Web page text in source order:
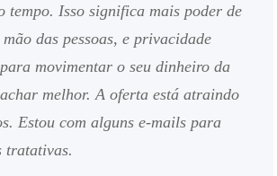
tempo. Isso significa mais poder de
das pessoas, e privacidade
movimentar o seu dinheiro da
melhor. A oferta está atraindo
Estou com alguns e-mails para
tratativas.